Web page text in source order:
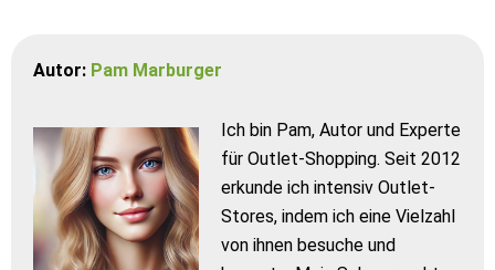
Autor: Pam Marburger
Ich bin Pam, Autor und Experte
für Outlet-Shopping. Seit 2012
erkunde ich intensiv Outlet-
Stores, indem ich eine Vielzahl
von ihnen besuche und